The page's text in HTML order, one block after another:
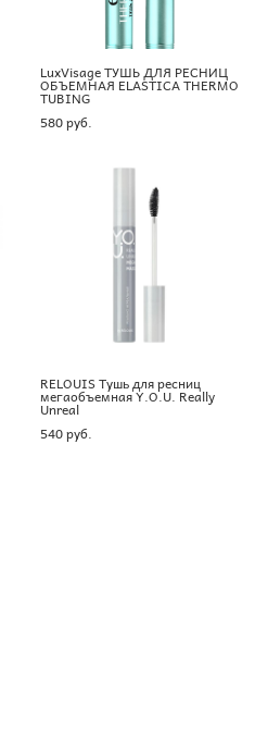
LuxVisage ТУШЬ ДЛЯ РЕСНИЦ
ОБЪЕМНАЯ ELASTICA THERMO
TUBING
580 pуб.
RELOUIS Тушь для ресниц
мегаобъемная Y.O.U. Really
Unreal
540 pуб.